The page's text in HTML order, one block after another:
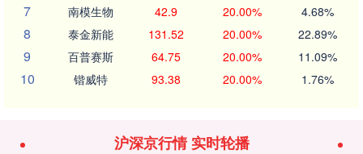
7 南模生物 42.9 20.00% 4.68%
8 泰金新能 131.52 20.00% 22.89%
9 百普赛斯 64.75 20.00% 11.09%
10 锴威特 93.38 20.00% 1.76%
沪深京行情 实时轮播